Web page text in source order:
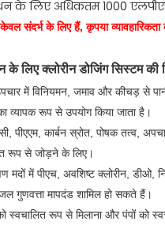
संदर्भ के लिए हैं, कृपया
लिए क्लोरीन डोजिंग सिस्टम की
में विनियमन, जमाव और कीचड़ से
व्यापक रूप से उपयोग किया जाता है।
पीएएम, कार्बन स्रोत, पोषक तत्व,
रूप से जोड़ने के लिए।
मदों में पीएच, अवशिष्ट क्लोरीन, डीओ,
गुणवत्ता मापदंड शामिल हो सकते हैं।
स्वचालित रूप से मिलाना और पंपों को